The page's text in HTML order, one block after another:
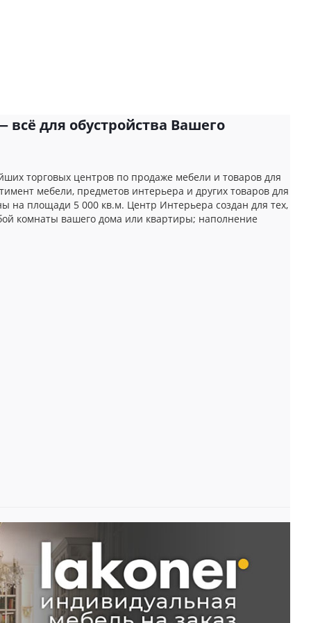
для обустройства Вашего
торговых центров по продаже мебели и товаров для
мебели, предметов интерьера и других товаров для
на площади 5 000 кв.м. Центр Интерьера создан для тех,
комнаты вашего дома или квартиры; наполнение